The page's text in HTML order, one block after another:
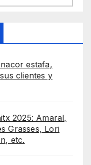
estafa,
clientes y
2025: Amaral,
Grasses, Lori
etc.